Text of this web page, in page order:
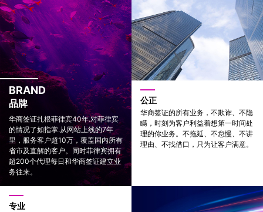
BRAND
品牌
华商签证扎根菲律宾40年.对菲律宾
的情况了如指掌.从网站上线的7年
里，服务客户超10万，覆盖国内所有
省市及直解的客户。同时菲律宾拥有
超200个代理每日和华商签证建立业
务往来。
公正
华商签证的所有业务，不欺诈、不隐
瞒，时刻为客户利益着想第一时间处
理的你业务。不拖延、不怠慢、不讲
理由、不找借口，只为让客户满意。
专业